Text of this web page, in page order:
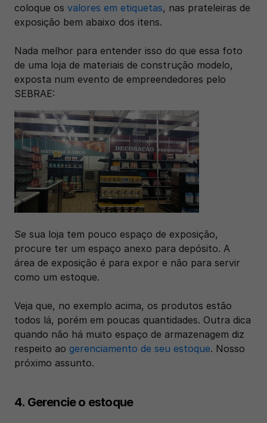
coloque os valores em etiquetas, nas prateleiras de
exposição bem abaixo dos itens.
Nada melhor para entender isso do que essa foto
de uma loja de materiais de construção modelo,
exposta num evento de empreendedores pelo
SEBRAE:
Se sua loja tem pouco espaço de exposição,
procure ter um espaço anexo para depósito. A
área de exposição é para expor e não para servir
como um estoque.
Veja que, no exemplo acima, os produtos estão
todos lá, porém em poucas quantidades. Outra dica
quando não há muito espaço de armazenagem diz
respeito ao gerenciamento de seu estoque. Nosso
próximo assunto.
4. Gerencie o estoque